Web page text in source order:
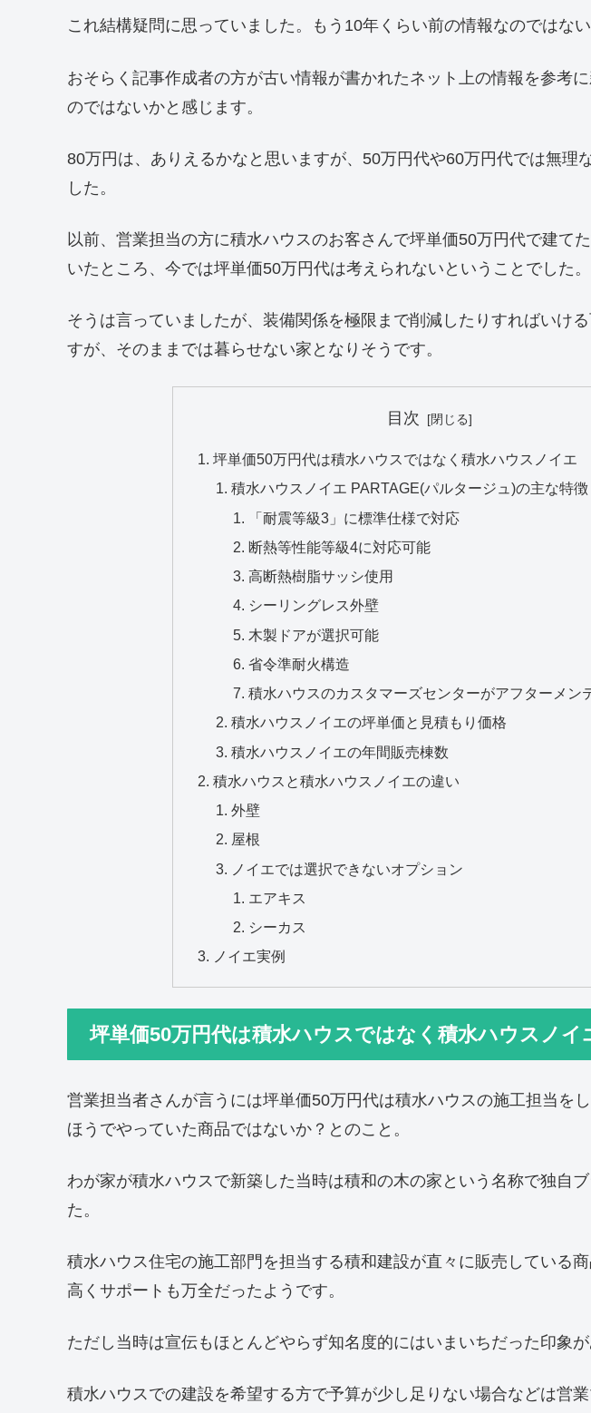
これ結構疑問に思っていました。もう10年くらい前の情報なのではない
おそらく記事作成者の方が古い情報が書かれたネット上の情報を参考
のではないかと感じます。
80万円は、ありえるかなと思いますが、50万円代や60万円代では無理
した。
以前、営業担当の方に積水ハウスのお客さんで坪単価50万円代で建て
いたところ、今では坪単価50万円代は考えられないということでした。
そうは言っていましたが、装備関係を極限まで削減したりすればいけ
すが、そのままでは暮らせない家となりそうです。
目次
坪単価50万円代は積水ハウスではなく積水ハウスノイエ
積水ハウスノイエ PARTAGE(パルタージュ)の主な特徴
「耐震等級3」に標準仕様で対応
断熱等性能等級4に対応可能
高断熱樹脂サッシ使用
シーリングレス外壁
木製ドアが選択可能
省令準耐火構造
積水ハウスのカスタマーズセンターがアフターメン
積水ハウスノイエの坪単価と見積もり価格
積水ハウスノイエの年間販売棟数
積水ハウスと積水ハウスノイエの違い
外壁
屋根
ノイエでは選択できないオプション
エアキス
シーカス
ノイエ実例
坪単価50万円代は積水ハウスではなく積水ハウスノイ
営業担当者さんが言うには坪単価50万円代は積水ハウスの施工担当を
ほうでやっていた商品ではないか？とのこと。
わが家が積水ハウスで新築した当時は積和の木の家という名称で独自
た。
積水ハウス住宅の施工部門を担当する積和建設が直々に販売している
高くサポートも万全だったようです。
ただし当時は宣伝もほとんどやらず知名度的にはいまいちだった印象が
積水ハウスでの建設を希望する方で予算が少し足りない場合などは営